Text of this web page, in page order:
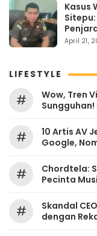
Kasus
April 21,
LIFESTYLE
#
Wow, Tren
Sungguhan!
#
10 Artis AV
Google,
#
Chordtela:
Pecinta
#
Skandal
dengan